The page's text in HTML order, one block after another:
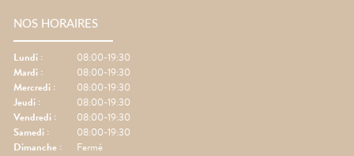
NOS HORAIRES
Lundi :
08:00-19:30
Mardi :
08:00-19:30
Mercredi :
08:00-19:30
Jeudi :
08:00-19:30
Vendredi :
08:00-19:30
Samedi :
08:00-19:30
Dimanche : Fermé